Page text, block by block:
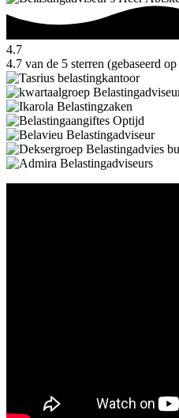
4.7
4.7 van de 5 sterren (gebaseerd op